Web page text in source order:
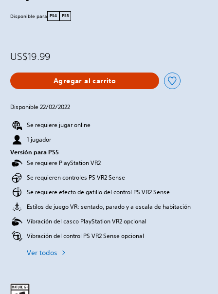
Disponible para PS4 PS5
US$19.99
Agregar al carrito
Disponible 22/02/2022
Se requiere jugar online
1 jugador
Versión para PS5
Se requiere PlayStation VR2
Se requieren controles PS VR2 Sense
Se requiere efecto de gatillo del control PS VR2 Sense
Estilos de juego VR: sentado, parado y a escala de habitación
Vibración del casco PlayStation VR2 opcional
Vibración del control PS VR2 Sense opcional
Ver todos